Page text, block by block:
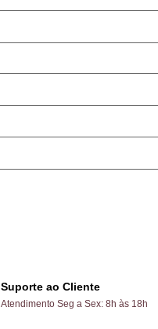
Suporte ao Cliente
Atendimento Seg a Sex: 8h às 18h